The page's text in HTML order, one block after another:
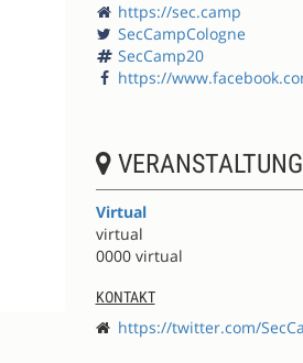
https://sec.camp
SecCampCologne
SecCamp20
https://www.facebook.com/
Virtual
virtual
0000 virtual
KONTAKT
https://twitter.com/